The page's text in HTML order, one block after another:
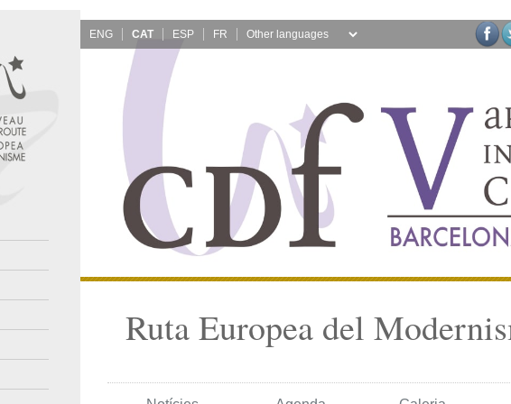
ENG CAT ESP FR
Ruta Europea del